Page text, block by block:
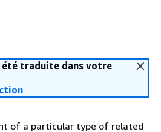
été traduite dans votre
of a particular type of related